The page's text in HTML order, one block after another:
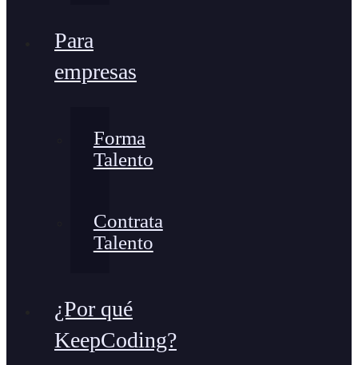
Para
empresas
Forma
Talento
Contrata
Talento
¿Por qué
KeepCoding?